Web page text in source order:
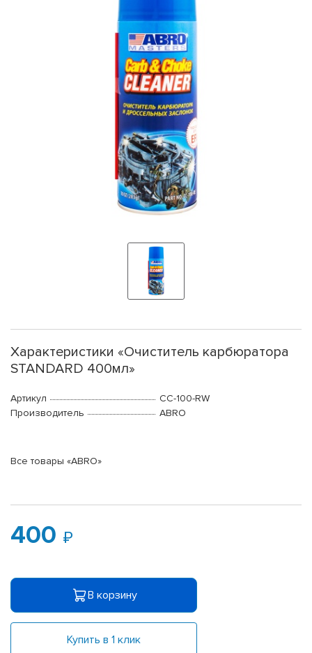
Характеристики «Очиститель карбюратора
STANDARD 400мл»
Артикул
CC-100-RW
Производитель
ABRO
Все товары «ABRO»
400
В корзину
Купить в 1 клик